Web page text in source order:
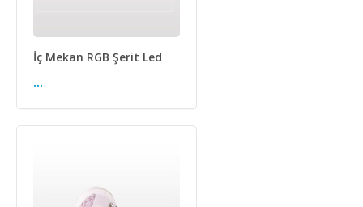
İç Mekan RGB Şerit Led
...